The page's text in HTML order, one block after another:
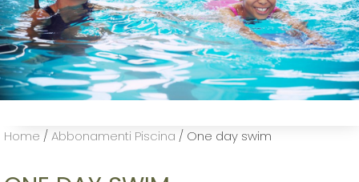
Home /Abbonamenti Piscina / One day swim